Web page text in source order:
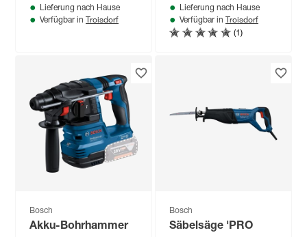
Lieferung nach Hause
Verfügbar in Troisdorf
Ah Akku in Tasche
Lieferung nach Hause
Verfügbar in Troisdorf
(1)
Bosch
Akku-Bohrhammer
Bosch
Säbelsäge 'PRO